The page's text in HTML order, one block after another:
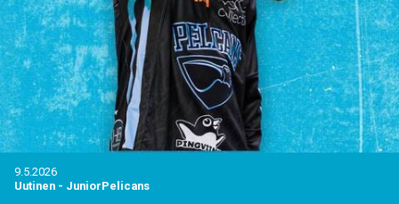
9.5.2026
Uutinen - JuniorPelicans